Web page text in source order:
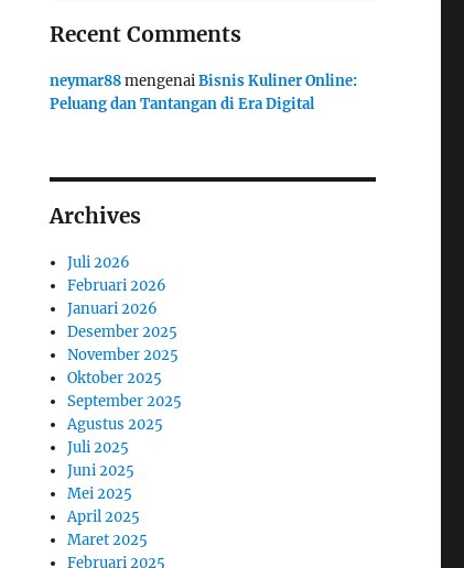
Recent Comments
neymar88mengenaiBisnis Kuliner Online:
Peluang dan Tantangan di Era Digital
Archives
Juli 2026
Februari 2026
Januari 2026
Desember 2025
November 2025
Oktober 2025
September 2025
Agustus 2025
Juli 2025
Juni 2025
Mei 2025
April 2025
Maret 2025
Februari 2025